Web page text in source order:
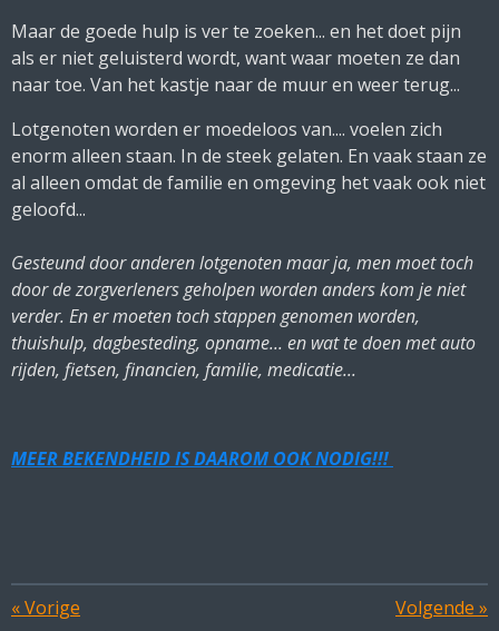
Maar de goede hulp is ver te zoeken... en het doet pijn
als er niet geluisterd wordt, want waar moeten ze dan
naar toe. Van het kastje naar de muur en weer terug...
Lotgenoten worden er moedeloos van.... voelen zich
enorm alleen staan. In de steek gelaten. En vaak staan ze
al alleen omdat de familie en omgeving het vaak ook niet
geloofd...
Gesteund door anderen lotgenoten maar ja, men moet toch
door de zorgverleners geholpen worden anders kom je niet
verder. En er moeten toch stappen genomen worden,
thuishulp, dagbesteding, opname... en wat te doen met auto
rijden, fietsen, financien, familie, medicatie...
MEER BEKENDHEID IS DAAROM OOK NODIG!!!
«Vorige Volgende »